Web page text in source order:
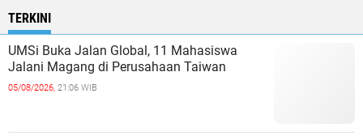
TERKINI
UMSi Buka Jalan Global, 11 Mahasiswa
Jalani Magang di Perusahaan Taiwan
05/08/2026, 21:06 WIB